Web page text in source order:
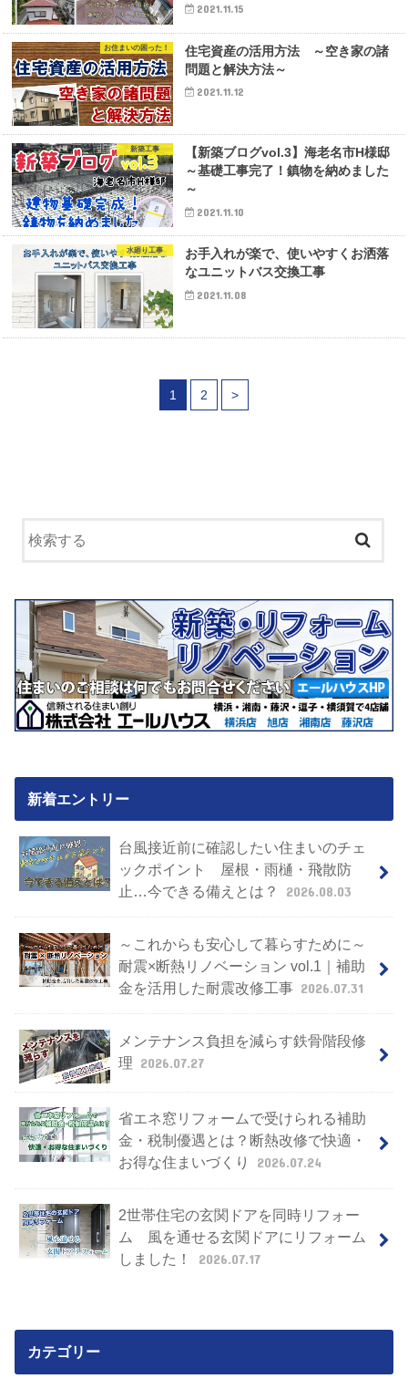
2021.11.15
お住まいの困った！
住宅資産の活用方法 ～空き家の諸
問題と解決方法～
2021.11.12
新築工事
【新築ブログvol.3】海老名市H様邸
～基礎工事完了！鎮物を納めました
～
2021.11.10
水廻り工事
お手入れが楽で、使いやすくお洒落
なユニットバス交換工事
2021.11.08
1 2 >
新着エントリー
台風接近前に確認したい住まいのチェ
ックポイント 屋根・雨樋・飛散防
止…今できる備えとは？
2026.08.03
～これからも安心して暮らすために～
耐震×断熱リノベーション vol.1｜補助
金を活用した耐震改修工事 2026.07.31
メンテナンス負担を減らす鉄骨階段修
理 2026.07.27
省エネ窓リフォームで受けられる補助
金・税制優遇とは？断熱改修で快適・
お得な住まいづくり
2026.07.24
2世帯住宅の玄関ドアを同時リフォー
ム 風を通せる玄関ドアにリフォーム
しました！
2026.07.17
カテゴリー